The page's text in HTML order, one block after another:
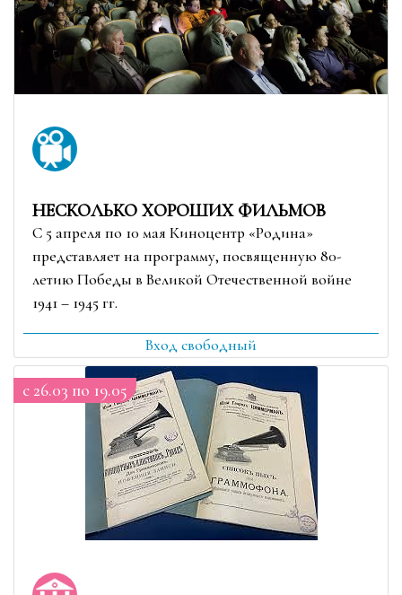
НЕСКОЛЬКО ХОРОШИХ ФИЛЬМОВ
С 5 апреля по 10 мая Киноцентр «Родина»
представляет на программу, посвященную 80-
летию Победы в Великой Отечественной войне
1941 – 1945 гг.
Вход свободный
c 26.03 по 19.05